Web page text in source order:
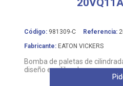
Código: 981309-C Referencia:
Fabricante: EATON VICKERS
Bomba de paletas de
diseño equilibrado